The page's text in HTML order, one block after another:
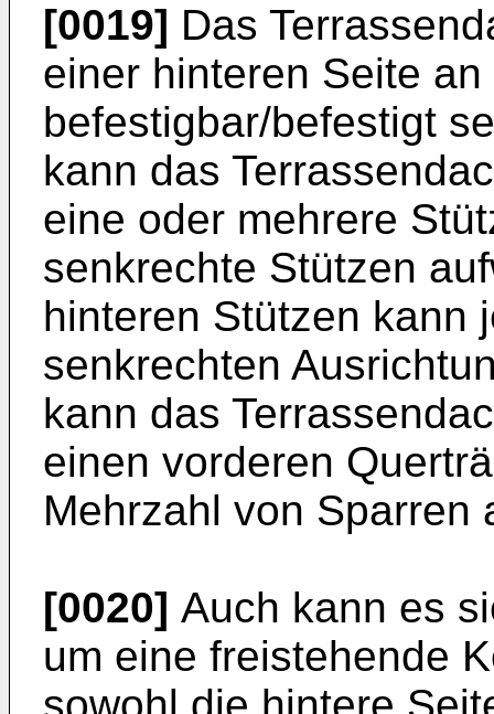
[0019] Das
einer hinteren Seite
befestigbar/befestigt
kann das
eine oder mehrere
senkrechte Stützen
hinteren Stützen kann
senkrechten
kann das
einen vorderen
Mehrzahl von Sparren
[0020] Auch kann es
um eine freistehende